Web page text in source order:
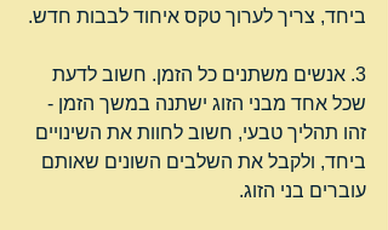
ביחד, צריך לערוך טקס איחוד לבבות חדש.
3. אנשים משתנים כל הזמן. חשוב לדעת
שכל אחד מבני הזוג ישתנה במשך הזמן -
זהו תהליך טבעי, חשוב לחוות את השינויים
ביחד, ולקבל את השלבים השונים שאותם
עוברים בני הזוג.